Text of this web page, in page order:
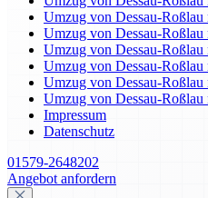
Umzug von Dessau-Roßlau
Umzug von Dessau-Roßlau
Umzug von Dessau-Roßlau
Umzug von Dessau-Roßlau
Umzug von Dessau-Roßlau
Umzug von Dessau-Roßlau
Impressum
Datenschutz
01579-2648202
Angebot anfordern